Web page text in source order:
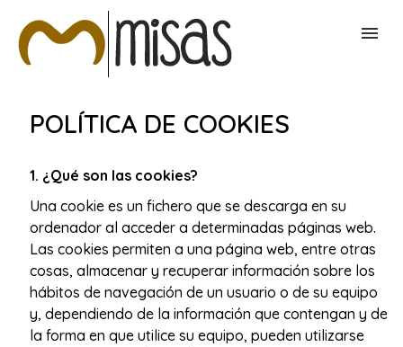
BUSCAR MISAS
POLÍTICA DE COOKIES
1. ¿Qué son las cookies?
Una cookie es un fichero que se descarga en su
ordenador al acceder a determinadas páginas web.
Las cookies permiten a una página web, entre otras
cosas, almacenar y recuperar información sobre los
hábitos de navegación de un usuario o de su equipo
y, dependiendo de la información que contengan y de
la forma en que utilice su equipo, pueden utilizarse